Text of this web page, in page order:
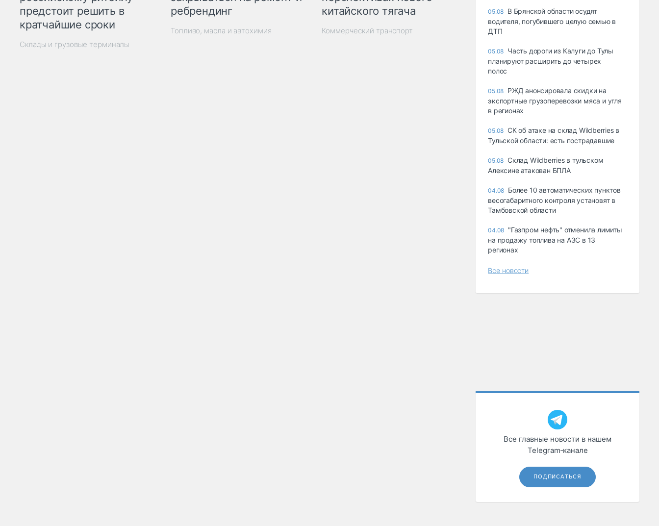
предстоит решить в
кратчайшие сроки
Склады и грузовые терминалы
ребрендинг
Топливо, масла и автохимия
китайского тягача
Коммерческий транспорт
05.08 В Брянской области осудят
водителя, погубившего целую семью в
ДТП
05.08 Часть дороги из Калуги до Тулы
планируют расширить до четырех
полос
05.08 РЖД анонсировала скидки на
экспортные грузоперевозки мяса и угля
в регионах
05.08 СК об атаке на склад Wildberries в
Тульской области: есть пострадавшие
05.08 Склад Wildberries в тульском
Алексине атакован БПЛА
04.08 Более 10 автоматических пунктов
весогабаритного контроля установят в
Тамбовской области
04.08 "Газпром нефть" отменила лимиты
на продажу топлива на АЗС в 13
регионах
Все новости
Все главные новости в нашем
Telegram‑канале
ПОДПИСАТЬСЯ